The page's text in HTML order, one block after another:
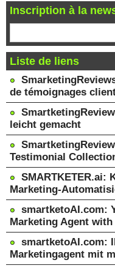
Inscription à la
Liste de liens
de témoignages
leicht gemacht
Testimonial
SMARTKETER.ai:
Marketing-
smartketoAI.com:
Marketing Agent with
smartketoAI.com:
Marketingagent mit